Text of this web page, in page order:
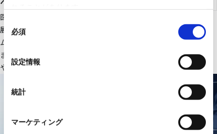
同
意
の
選
択
必須
設定情報
統計
マーケティング
医療ＩＴ・ＤＸ関連のＩＴ機器、大型医療機器周辺設備を中心に
展開。さらにＲＹＯＤＥＮオリジナルの医療画像一元管理システ
ムの販売をはじめ、医療機関の様々な課題解決に貢献します。
また、幅広いパートナーシップで、最適な医療ITソリューション
や機器・設備を提供します。